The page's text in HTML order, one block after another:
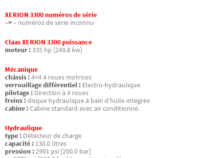
XERION 3300 numéros de série
–>– numéros de série inconnu
Claas XERION 3300 puissance
moteur :335 hp [249.8 kw]
Mécanique
châssis :4×4 4 roues motrices
verrouillage différentiel : Electro-hydraulique
pilotage : Direction à 4 roues
freins :disque hydraulique à bain d’huile intégrée
cabine :Cabine standard avec air conditionné.
Hydraulique
type : Détecteur de charge
capacité : 130.0 litres
pression :2901 psi [200.0 bar]